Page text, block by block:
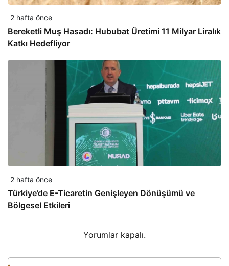
2 hafta önce
Bereketli Muş Hasadı: Hububat Üretimi 11 Milyar Liralık
Katkı Hedefliyor
2 hafta önce
Türkiye’de E-Ticaretin Genişleyen Dönüşümü ve
Bölgesel Etkileri
Yorumlar kapalı.